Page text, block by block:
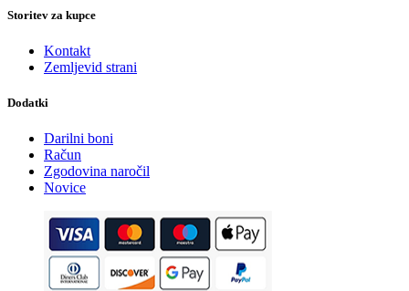
Storitev za kupce
Kontakt
Zemljevid strani
Dodatki
Darilni boni
Račun
Zgodovina naročil
Novice